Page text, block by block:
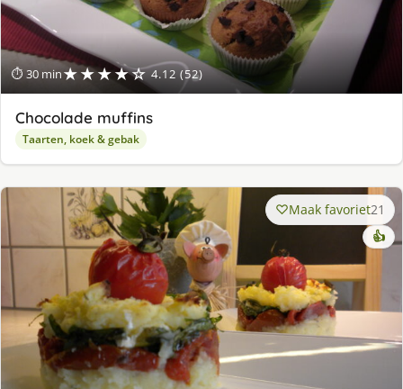
⏱ 30 min★★★★☆ 4.12 (52)
Chocolade muffins
Taarten, koek & gebak
Maak favoriet21
👍